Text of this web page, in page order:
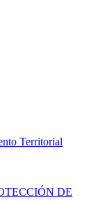
Territorial
DE